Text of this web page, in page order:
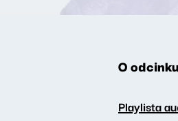
O odcinku
Playlista